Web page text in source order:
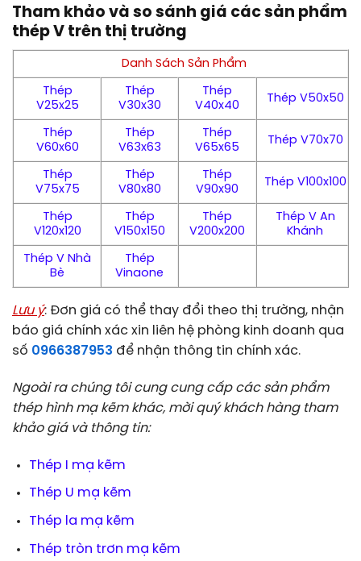
Tham khảo và so sánh giá các sản phẩm
thép V trên thị trường
Danh Sách Sản Phẩm
Thép
V25x25
Thép
V30x30
Thép
V40x40
Thép V50x50
Thép
V60x60
Thép
V63x63
Thép
V65x65
Thép V70x70
Thép
V75x75
Thép
V80x80
Thép
V90x90
Thép V100x100
Thép
V120x120
Thép
V150x150
Thép
V200x200
Thép V An
Khánh
Thép V Nhà
Bè
Thép
Vinaone
Lưu ý: Đơn giá có thể thay đổi theo thị trường, nhận
báo giá chính xác xin liên hệ phòng kinh doanh qua
số 0966387953 để nhận thông tin chính xác.
Ngoài ra chúng tôi cung cung cấp các sản phẩm
thép hình mạ kẽm khác, mời quý khách hàng tham
khảo giá và thông tin:
Thép I mạ kẽm
Thép U mạ kẽm
Thép la mạ kẽm
Thép tròn trơn mạ kẽm